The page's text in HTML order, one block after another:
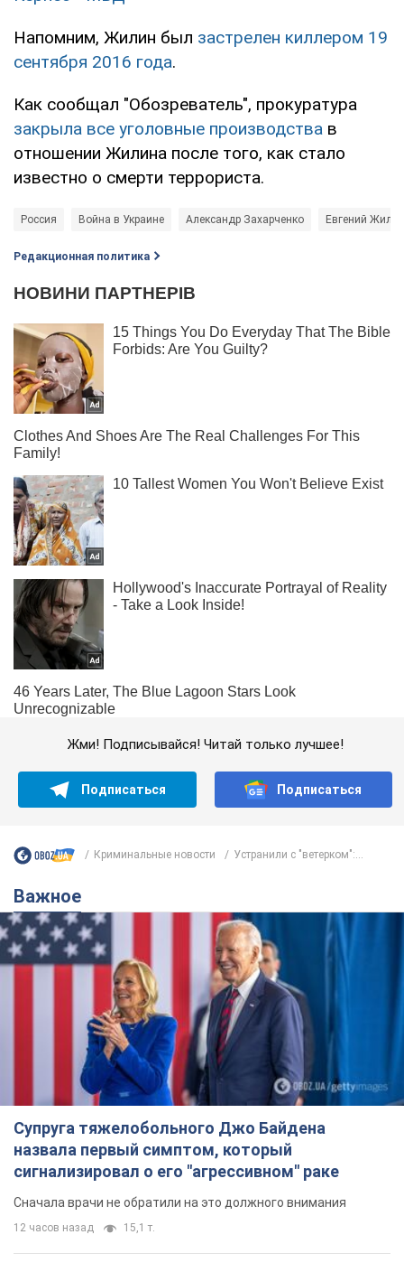
Напомним, Жилин был застрелен киллером 19
сентября 2016 года.
Как сообщал "Обозреватель", прокуратура
закрыла все уголовные производства в
отношении Жилина после того, как стало
известно о смерти террориста.
Россия Война в Украине Александр Захарченко Евгений Жилин
Редакционная политика
Жми! Подписывайся! Читай только лучшее!
Подписаться Подписаться
Криминальные новости Устранили с "ветерком":...
Важное
Супруга тяжелобольного Джо Байдена
назвала первый симптом, который
сигнализировал о его "агрессивном" раке
Сначала врачи не обратили на это должного внимания
12 часов назад 15,1 т.